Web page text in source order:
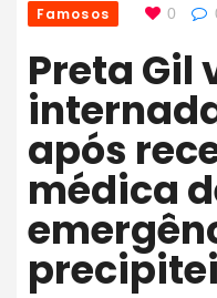
Famosos 0
Preta Gil volta a ser
após
médica